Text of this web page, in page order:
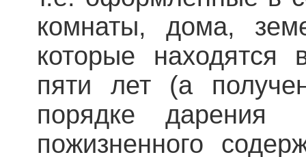
комнаты, дома,
которые находятся
пяти лет (а
порядке
пожизненного